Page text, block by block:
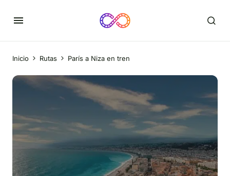
Inicio Rutas París a Niza en tren